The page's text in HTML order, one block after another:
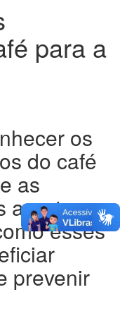
para a
os
do café
as
aportam
esses
prevenir